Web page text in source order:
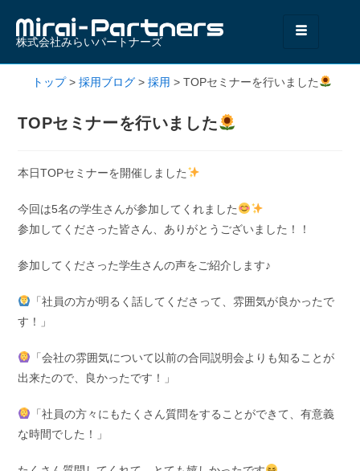
株式会社みらいパートナーズ
トップ> 採用ブログ > 採用 > TOPセミナーを行いました
TOPセミナーを行いました
本日TOPセミナーを開催しました
今回は5名の学生さんが参加してくれました
参加してくださった皆さん、ありがとうございました！！
参加してくださった学生さんの声をご紹介します♪
「社員の方が明るく話してくださって、雰囲気が良かったで
す！」
「会社の雰囲気について以前の合同説明会よりも知ることが
出来たので、良かったです！」
「社員の方々にもたくさん質問をすることができて、有意義
な時間でした！」